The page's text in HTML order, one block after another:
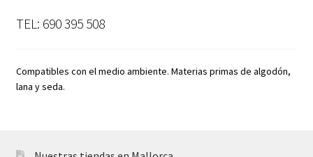
TEL: 690 395 508
Compatibles con el medio ambiente. Materias primas de algodón,
lana y seda.